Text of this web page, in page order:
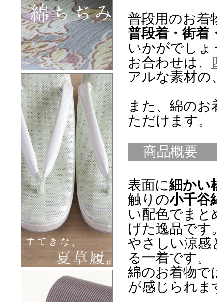
普段用のお着
普段着・街着
いかがでしょ
お合わせは、
アルな素材の
また、綿のお
ただけます。
商品概要
表面に細かい
触りの小千谷
い配色でまと
げた逸品です
やさしい涼感
る一着です。
綿のお着物で
が感じられま